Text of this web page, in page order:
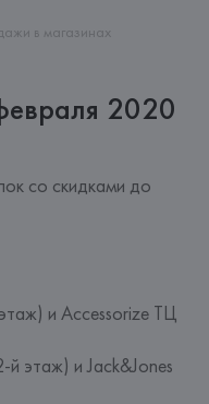
в магазинах
2020
со скидками до
и Accessorize ТЦ
этаж) и Jack&Jones